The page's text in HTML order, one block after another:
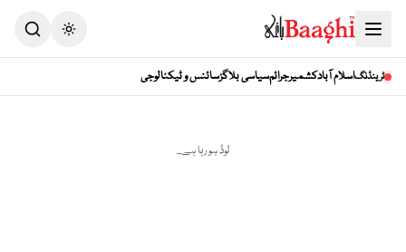
Toggle theme
ٹرینڈنگاسلام آبادکشمیرجرائمسیاسی بلاگزسائنس و ٹیکنالوجی
لوڈ ہو رہا ہے...